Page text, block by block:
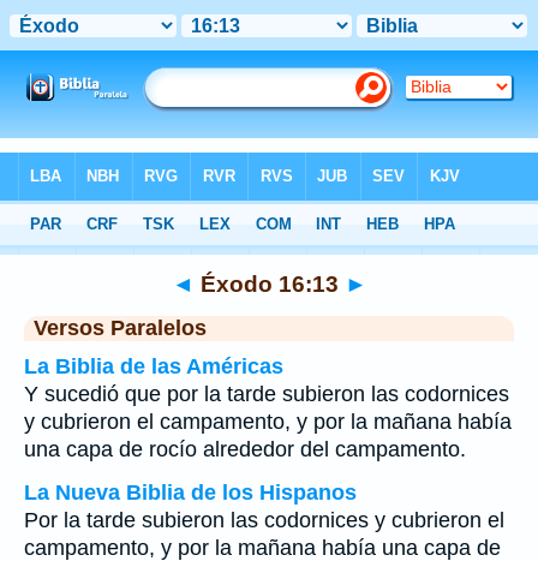
>Éxodo> Capítulo 16 > Verso 13
◄ Éxodo 16:13 ►
Versos Paralelos
La Biblia de las Américas
Y sucedió que por la tarde subieron las codornices
y cubrieron el campamento, y por la mañana había
una capa de rocío alrededor del campamento.
La Nueva Biblia de los Hispanos
Por la tarde subieron las codornices y cubrieron el
campamento, y por la mañana había una capa de